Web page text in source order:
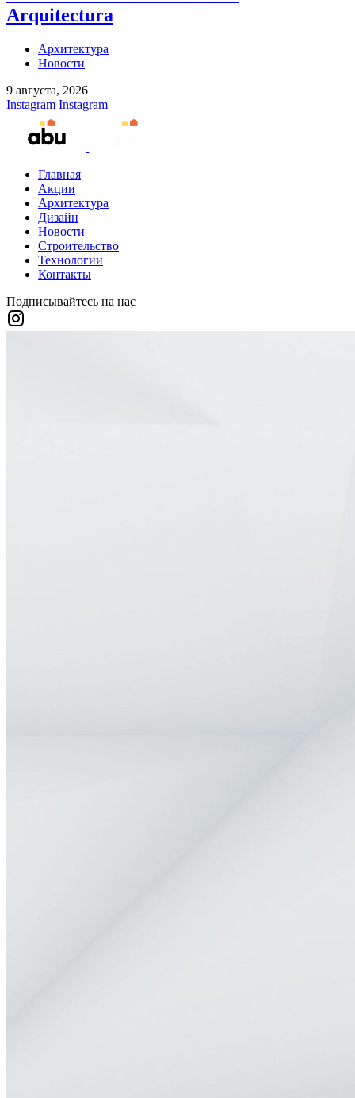
Arquitectura
Архитектура
Новости
9 августа, 2026
Instagram Instagram
Главная
Акции
Архитектура
Дизайн
Новости
Строительство
Технологии
Контакты
Подписывайтесь на нас